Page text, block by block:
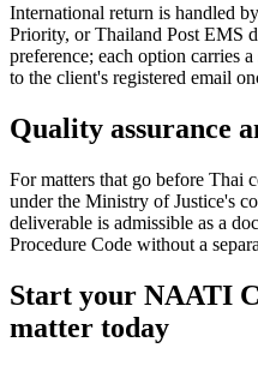
International return is handled
Priority, or Thailand Post EMS
preference; each option carries
to the client's registered email
Quality assurance
For matters that go before Thai
under the Ministry of Justice's
deliverable is admissible as a
Procedure Code without a
Start your NAATI
matter today